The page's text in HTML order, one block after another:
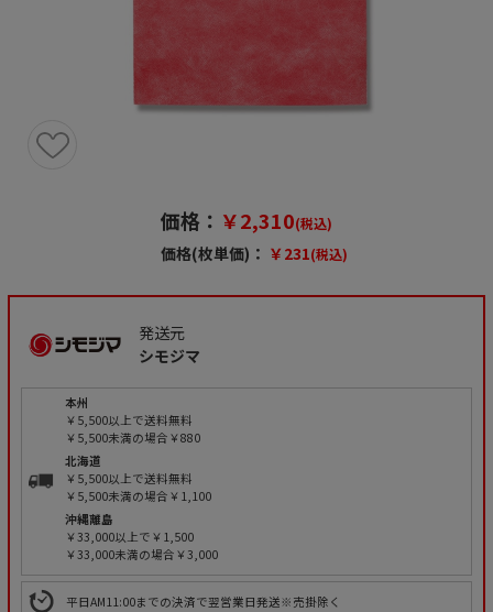
価格： ￥2,310(税込)
価格(枚単価)： ￥231(税込)
発送元
シモジマ
本州
￥5,500以上で送料無料
￥5,500未満の場合￥880
北海道
￥5,500以上で送料無料
￥5,500未満の場合￥1,100
沖縄離島
￥33,000以上で￥1,500
￥33,000未満の場合￥3,000
平日AM11:00までの決済で翌営業日発送※売掛除く